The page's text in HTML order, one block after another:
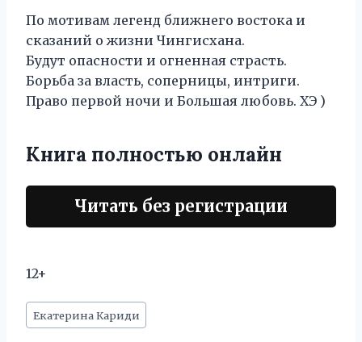
По мотивам легенд ближнего востока и
сказаний о жизни Чингисхана.
Будут опасности и огненная страсть.
Борьба за власть, соперницы, интриги.
Право первой ночи и Большая любовь. ХЭ )
Книга полностью онлайн
Читать без регистрации
12+
Метки
записи:
Екатерина Кариди